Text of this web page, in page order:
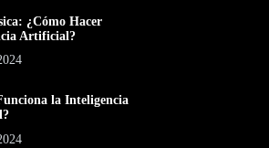
¿Cómo Hacer
Artificial?
la Inteligencia